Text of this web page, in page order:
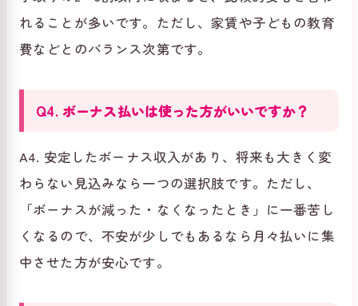
れることが多いです。ただし、家賃や子どもの教育
費などとのバランス次第です。
Q4. ボーナス払いは使った方がいいですか？
A4. 安定したボーナス収入があり、将来も大きく変
わらない見込みなら一つの選択肢です。ただし、
「ボーナスが減った・なくなったとき」に一番苦し
くなるので、不安が少しでもあるなら月々払いに集
中させた方が安心です。